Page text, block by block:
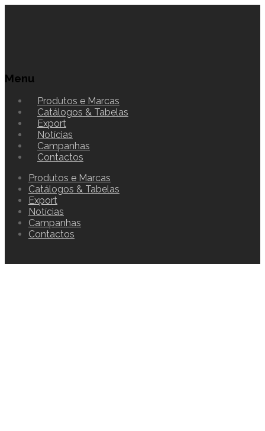
Menu
Produtos e Marcas
Catálogos & Tabelas
Export
Notícias
Campanhas
Contactos
Produtos e Marcas
Catálogos & Tabelas
Export
Notícias
Campanhas
Contactos